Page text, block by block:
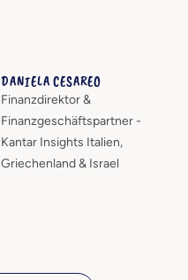
DANIELA CESAREO
Finanzdirektor &
Finanzgeschäftspartner -
Kantar Insights Italien,
Griechenland & Israel